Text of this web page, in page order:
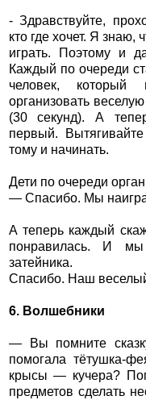
- Здравствуйте,
кто где хочет. Я знаю,
играть. Поэтому и
Каждый по очереди
человек,
организовать
(30 секунд). А
первый.
тому и начинать.
Дети по очереди
— Спасибо. Мы
А теперь каждый
понравилась. И
затейника.
Спасибо. Наш
6. Волшебники
— Вы помните
помогала тётушка-
крысы — кучера?
предметов сделать